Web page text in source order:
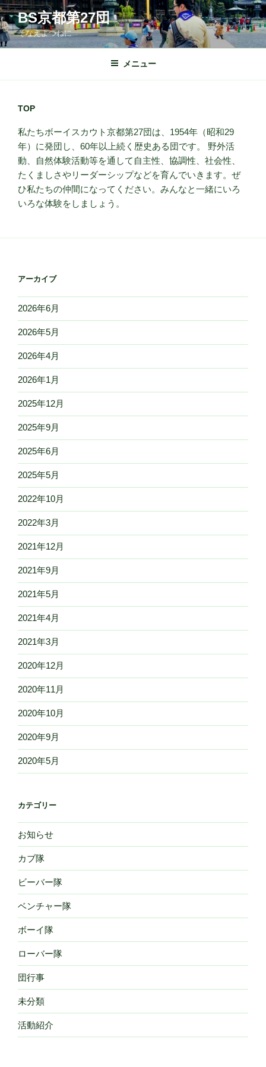
コ
ン
テ
ン
へ
BS京都第27団
そなえよつねに
メニュー
TOP
私たちボーイスカウト京都第27団は、1954年（昭和29
年）に発団し、60年以上続く歴史ある団です。 野外活
動、自然体験活動等を通して自主性、協調性、社会性、
たくましさやリーダーシップなどを育んでいきます。ぜ
ひ私たちの仲間になってください。みんなと一緒にいろ
いろな体験をしましょう。
アーカイブ
2026年6月
2026年5月
2026年4月
2026年1月
2025年12月
2025年9月
2025年6月
2025年5月
2022年10月
2022年3月
2021年12月
2021年9月
2021年5月
2021年4月
2021年3月
2020年12月
2020年11月
2020年10月
2020年9月
2020年5月
カテゴリー
お知らせ
カブ隊
ビーバー隊
ベンチャー隊
ボーイ隊
ローバー隊
団行事
未分類
活動紹介